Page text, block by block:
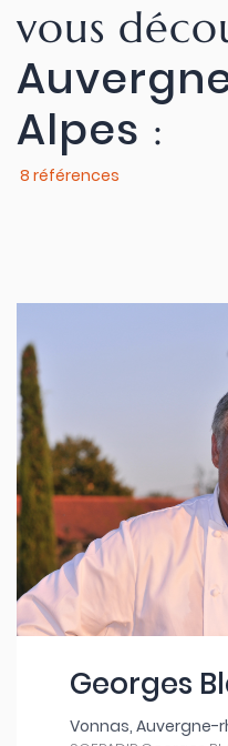
vous
Alpes :
8 références
Georges
Vonnas, Auvergne-